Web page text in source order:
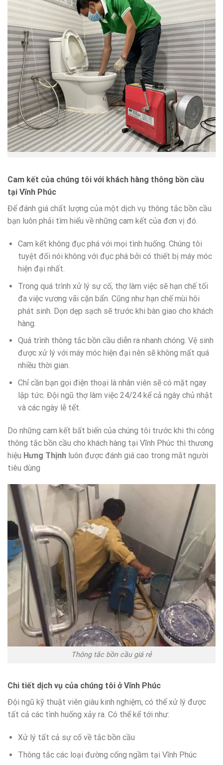
Cam kết của chúng tôi với khách hàng thông bồn cầu
tại Vĩnh Phúc
Để đánh giá chất lượng của một dịch vụ thông tắc bồn cầu
bạn luôn phải tìm hiểu về những cam kết của đơn vị đó.
Cam kết không đục phá với mọi tình huống. Chúng tôi
tuyệt đối nói không với đục phá bởi có thiết bị máy móc
hiện đại nhất.
Trong quá trình xử lý sự cố, thợ làm việc sẽ hạn chế tối
đa việc vương vãi cặn bẩn. Cũng như hạn chế mùi hôi
phát sinh. Dọn dẹp sạch sẽ trước khi bàn giao cho khách
hàng.
Quá trình thông tắc bồn cầu diễn ra nhanh chóng. Vệ sinh
được xử lý với máy móc hiện đại nên sẽ không mất quá
nhiều thời gian.
Chỉ cần bạn gọi điện thoại là nhân viên sẽ có mặt ngay
lập tức. Đội ngũ thợ làm việc 24/24 kể cả ngày chủ nhật
và các ngày lễ tết.
Do những cam kết bất biến của chúng tôi trước khi thi công
thông tắc bồn cầu cho khách hàng tại Vĩnh Phúc thì thương
hiệu Hưng Thịnh luôn được đánh giá cao trong mắt người
tiêu dùng
Thông tắc bồn cầu giá rẻ
Chi tiết dịch vụ của chúng tôi ởVĩnh Phúc
Đội ngũ kỹ thuật viên giàu kinh nghiệm, có thể xử lý được
tất cả các tình huống xảy ra. Có thể kể tới như:
Xử lý tất cả sự cố về tắc bồn cầu
Thông tắc các loại đường cống ngầm tại Vĩnh Phúc